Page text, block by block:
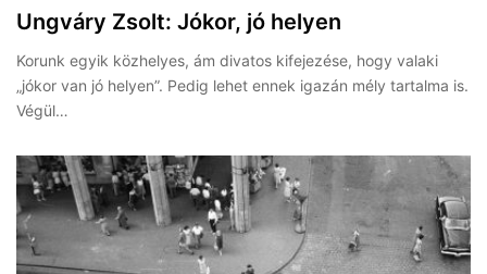
Ungváry Zsolt: Jókor, jó helyen
Korunk egyik közhelyes, ám divatos kifejezése, hogy valaki
„jókor van jó helyen”. Pedig lehet ennek igazán mély tartalma is.
Végül…